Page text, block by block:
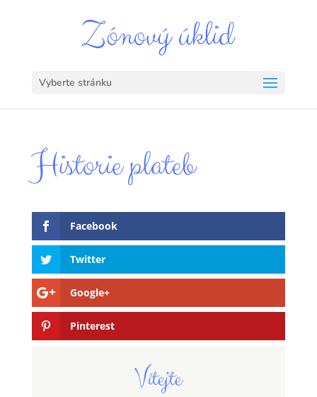
Vyberte stránku
Historie plateb
Facebook
Twitter
Google+
Pinterest
Vítejte